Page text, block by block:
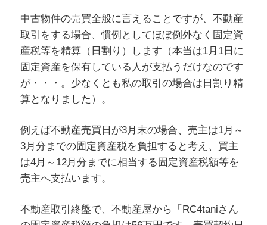
中古物件の売買全般に言えることですが、不動産
取引をする場合、慣例としてほぼ例外なく固定資
産税等を精算（日割り）します（本当は1月1日に
固定資産を保有している人が支払うだけなのです
が・・・。少なくとも私の取引の場合は日割り精
算となりました）。
例えば不動産売買日が3月末の場合、売主は1月～
3月分までの固定資産税を負担すると考え、買主
は4月～12月分までに相当する固定資産税額等を
売主へ支払います。
不動産取引終盤で、不動産屋から「RC4taniさん